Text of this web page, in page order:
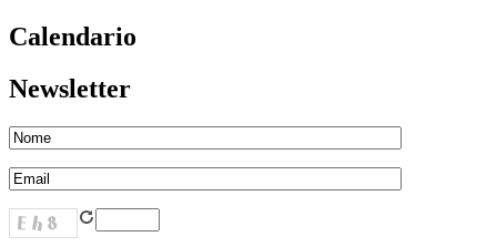
Calendario
Newsletter